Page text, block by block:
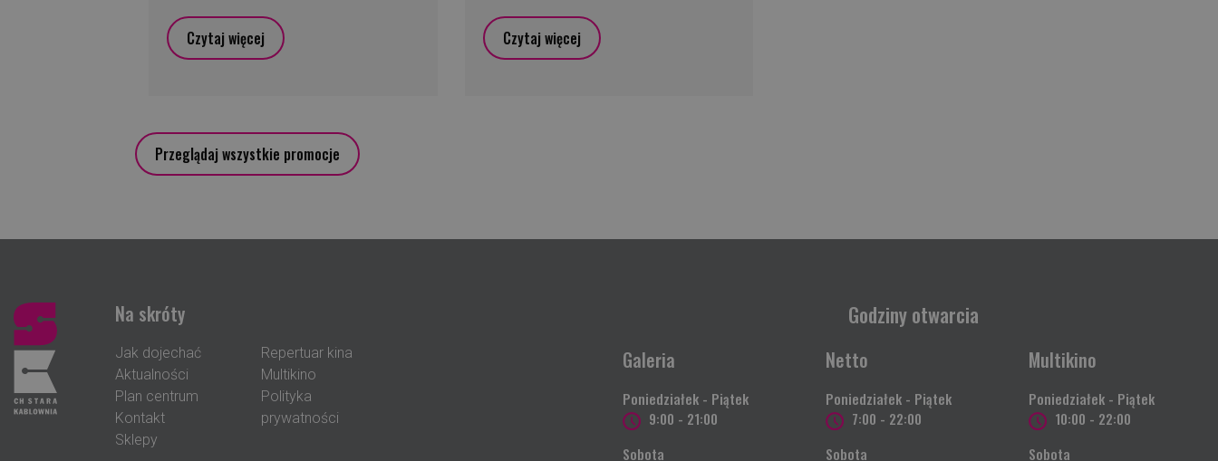
Czytaj więcej Czytaj więcej
Przeglądaj wszystkie promocje
Na skróty
Jak dojechać
Aktualności
Plan centrum
Kontakt
Sklepy
Repertuar kina
Multikino
Polityka
prywatności
Godziny otwarcia
Galeria
Poniedziałek - Piątek
9:00 - 21:00
Sobota
Netto
Poniedziałek - Piątek
7:00 - 22:00
Sobota
Multikino
Poniedziałek - Piątek
10:00 - 22:00
Sobota